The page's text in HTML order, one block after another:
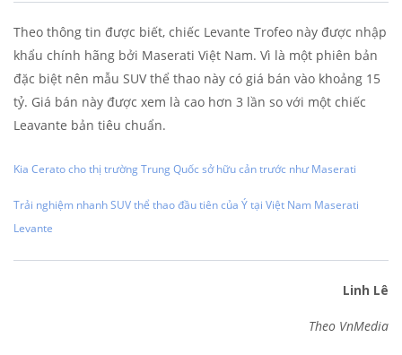
Theo thông tin được biết, chiếc Levante Trofeo này được nhập
khẩu chính hãng bởi Maserati Việt Nam. Vì là một phiên bản
đặc biệt nên mẫu SUV thể thao này có giá bán vào khoảng 15
tỷ. Giá bán này được xem là cao hơn 3 lần so với một chiếc
Leavante bản tiêu chuẩn.
Kia Cerato cho thị trường Trung Quốc sở hữu cản trước như Maserati
Trải nghiệm nhanh SUV thể thao đầu tiên của Ý tại Việt Nam Maserati
Levante
Linh Lê
Theo VnMedia